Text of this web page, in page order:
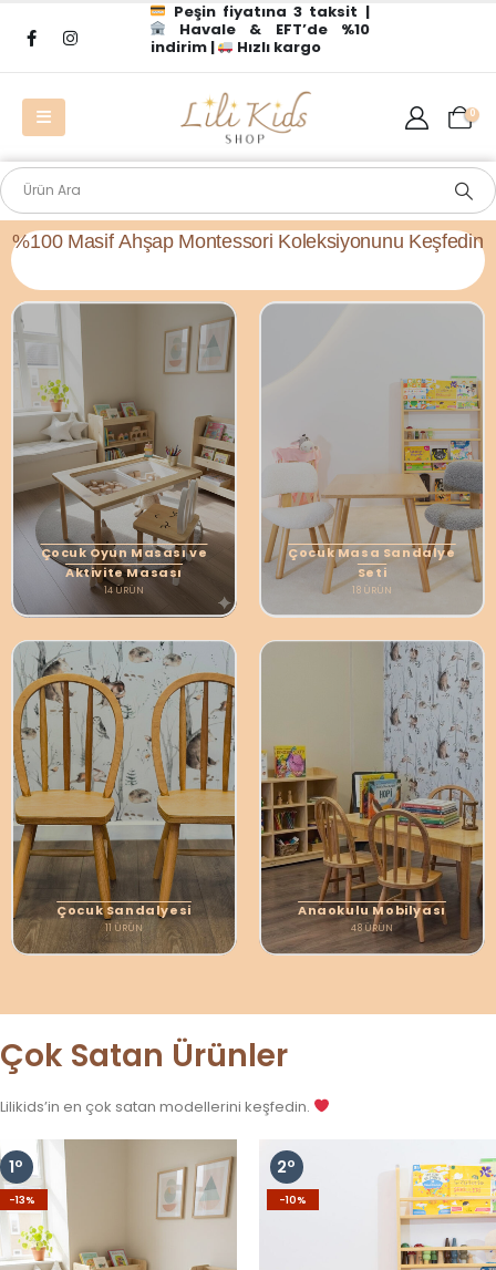
Peşin fiyatına 3 taksit |
Havale & EFT’de %10
indirim |
Hızlı kargo
0
%100 Masif Ahşap Montessori Koleksiyonunu Keşfedin
Çocuk Oyun Masası ve
Aktivite Masası
14ÜRÜN
Çocuk Masa Sandalye
Seti
18 ÜRÜN
Çocuk Sandalyesi
11 ÜRÜN
Anaokulu Mobilyası
48ÜRÜN
Çok Satan Ürünler
Lilikids’in en çok satan modellerini keşfedin.
-13% -10%